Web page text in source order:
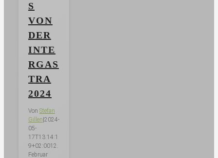
S
VON
DER
INTE
RGAS
TRA
2024
Von Stefan
Gillen 2024-
05-
17T13:14:1
9+02:0012.
Februar